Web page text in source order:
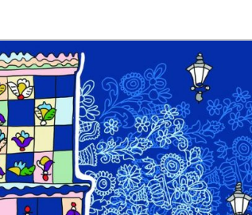
Radioaktywne gniazdo os odkryto w dawnych
noc w Kijowie. Rosja dwa razy uderzała z
Trumpowi udało się zapobiec wojnie.
Powstania Warszawskiego ... Nie ma
w chwili ciszy ... Perspektywa świadka,